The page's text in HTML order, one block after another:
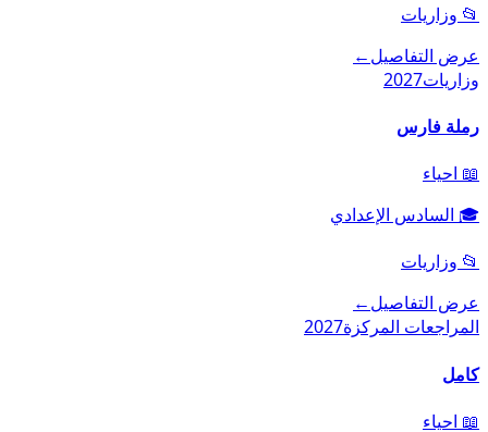
📂 وزاريات
عرض التفاصيل←
وزاريات2027
رملة فارس
📖 احياء
🎓 السادس الإعدادي
📂 وزاريات
عرض التفاصيل←
المراجعات المركزة2027
كامل
📖 احياء